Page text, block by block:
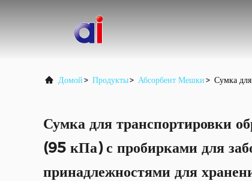
Домой> Продукты> Абсорбент Мешки> Сумка
Сумка для транспортировки
(95 кПа) с пробирками для
принадлежностями для